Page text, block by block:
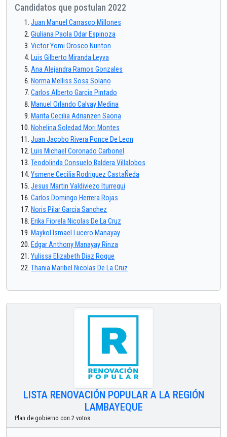
Candidatos que postulan 2022
Juan Manuel Carrasco Millones
Giuliana Paola Odar Espinoza
Victor Yomi Orosco Nunton
Luis Gilberto Miranda Leyva
Ana Alejandra Ramos Gonzales
Norma Melliss Sosa Solano
Carlos Alberto Garcia Pintado
Manuel Orlando Calvay Medina
Marita Cecilia Adrianzen Saona
Nohelina Soledad Mori Montes
Juan Jacobo Rivera Ponce De Leon
Luis Michael Coronado Carbonel
Teodolinda Consuelo Baldera Villalobos
Ysmene Cecilia Rodriguez CastaÑeda
Jesus Martin Valdiviezo Iturregui
Carlos Domingo Herrera Rojas
Noris Pilar Garcia Sanchez
Erika Fiorela Nicolas De La Cruz
Maykol Ismael Lucero Manayay
Edgar Anthony Manayay Rinza
Yulissa Elizabeth Diaz Roque
Thania Maribel Nicolas De La Cruz
LISTA RENOVACIÓN POPULAR A LA REGIÓN
LAMBAYEQUE
Plan de gobierno con 2 votos